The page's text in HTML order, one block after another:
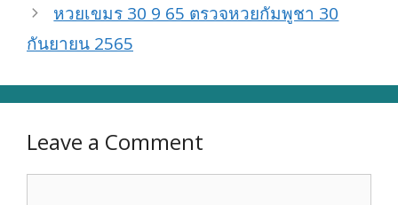
หวยเขมร 30 9 65 ตรวจหวยกัมพูชา 30
กันยายน 2565
Leave a Comment